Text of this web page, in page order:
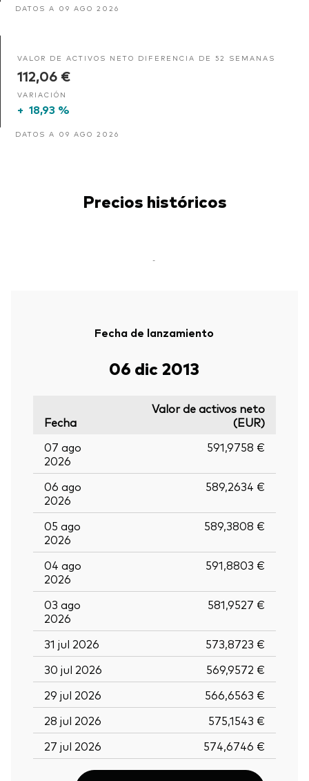
DATOS A 09 AGO 2026
VALOR DE ACTIVOS NETO DIFERENCIA DE 52 SEMANAS
112,06 €
VARIACIÓN
+ 18,93 %
DATOS A 09 AGO 2026
Precios históricos
-
Fecha de lanzamiento
06 dic 2013
Fecha
Valor de activos neto
(EUR)
07 ago
2026
591,9758 €
06 ago
2026
589,2634 €
05 ago
2026
589,3808 €
04 ago
2026
591,8803 €
03 ago
2026
581,9527 €
31 jul 2026
573,8723 €
30 jul 2026
569,9572 €
29 jul 2026
566,6563 €
28 jul 2026
575,1543 €
27 jul 2026
574,6746 €